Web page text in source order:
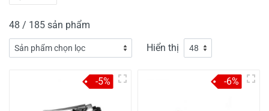
48 / 185 sản phẩm
Hiển thị
-5% -6%